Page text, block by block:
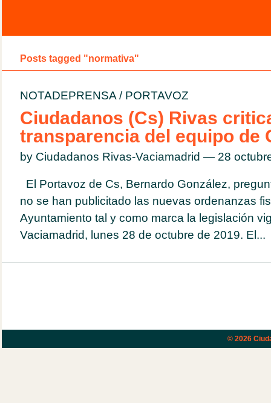
Posts tagged "normativa"
NOTADEPRENSA/ PORTAVOZ
Ciudadanos (Cs) Rivas
transparencia del equipo de
by Ciudadanos Rivas-Vaciamadrid — 28
El Portavoz de Cs, Bernardo González,
no se han publicitado las nuevas ordenanzas
Ayuntamiento tal y como marca la legislación
Vaciamadrid, lunes 28 de octubre de 2019. El...
© 2026